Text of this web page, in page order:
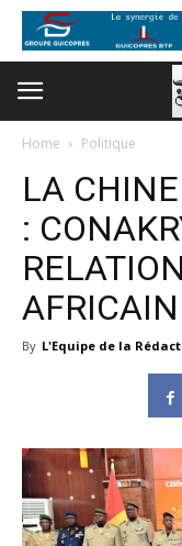
Home Politique
LA
:
By L'Equipe de la